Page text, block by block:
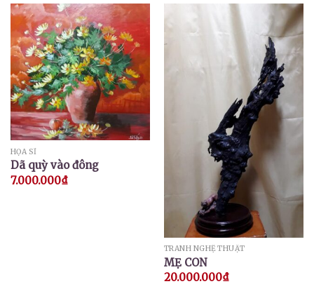
HỌA SĨ
Dã quỳ vào đông
7.000.000₫
TRANH NGHỆ THUẬT
MẸ CON
20.000.000₫